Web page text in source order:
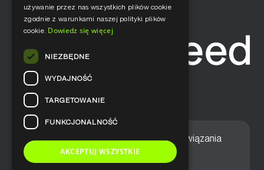
Home Nasze podejście Rozwiązania
używanie przez nas wszystkich plików cookie
zgodnie z warunkami naszej polityki plików
cookie. Dowiedz się więcej
NIEZBĘDNE
WYDAJNOŚĆ
TARGETOWANIE
FUNKCJONALNOŚĆ
AKCEPTUJ WSZYSTKIE